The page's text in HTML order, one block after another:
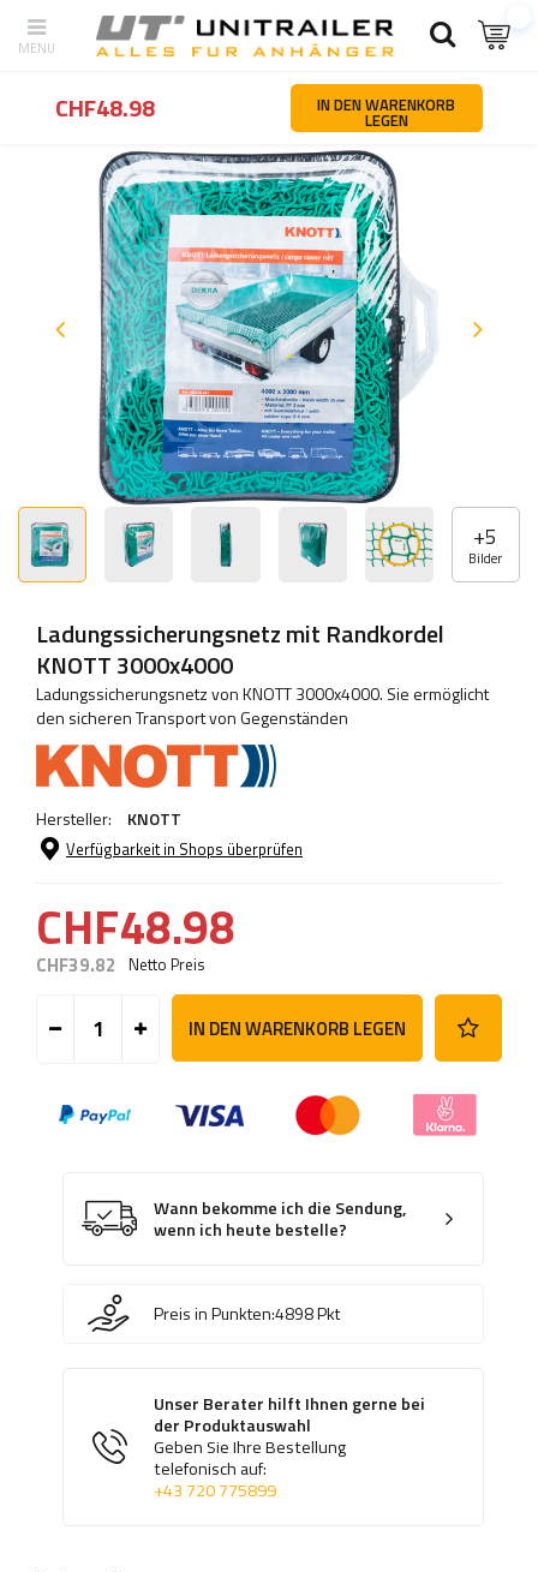
Zurück Startseite Ladungssicherung Ladungssicherungsnetze
+5
Bilder
Ladungssicherungsnetz mit Randkordel
KNOTT 3000x4000
Ladungssicherungsnetz von KNOTT 3000x4000. Sie ermöglicht
den sicheren Transport von Gegenständen
Hersteller: KNOTT
Verfügbarkeit in Shops überprüfen
CHF48.98
CHF39.82 Netto Preis
IN DEN WARENKORB LEGEN
Wann bekomme ich die Sendung,
wenn ich heute bestelle?
Preis in Punkten:4898Pkt
Unser Berater hilft Ihnen gerne bei
der Produktauswahl
Geben Sie Ihre Bestellung
telefonisch auf:
+43 720 775899
CHF48.98 IN DEN WARENKORB
LEGEN